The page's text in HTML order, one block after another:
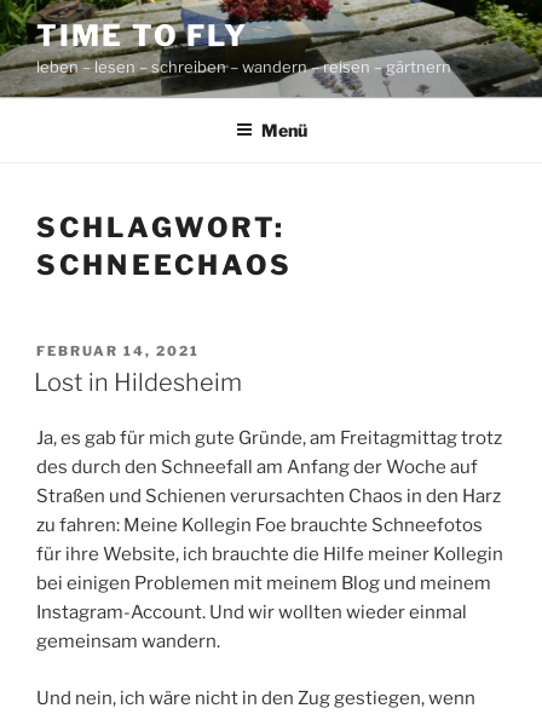
Zum
Inhalt
springen
TIME TO FLY
leben – lesen – schreiben – wandern – reisen – gärtnern
Menü
SCHLAGWORT:
SCHNEECHAOS
VERÖFFENTLICHT
AM
FEBRUAR 14, 2021
Lost in Hildesheim
Ja, es gab für mich gute Gründe, am Freitagmittag trotz
des durch den Schneefall am Anfang der Woche auf
Straßen und Schienen verursachten Chaos in den Harz
zu fahren: Meine Kollegin Foe brauchte Schneefotos
für ihre Website, ich brauchte die Hilfe meiner Kollegin
bei einigen Problemen mit meinem Blog und meinem
Instagram-Account. Und wir wollten wieder einmal
gemeinsam wandern.
Und nein, ich wäre nicht in den Zug gestiegen, wenn